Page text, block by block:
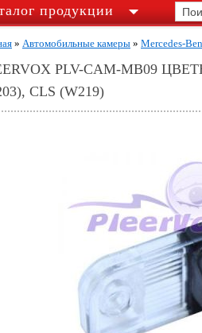
продукции
» Автомобильные камеры » Mercedes-
PLV-CAM-MB09
CLS (W219)